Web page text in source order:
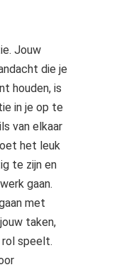
Jouw
die je
houden, is
in je op te
van elkaar
het leuk
te zijn en
gaan.
met
taken,
speelt.